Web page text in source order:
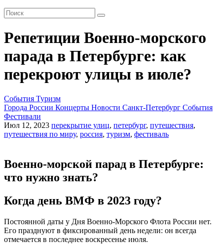
Репетиции Военно-морского
парада в Петербурге: как
перекроют улицы в июле?
События Туризм
Города России Концерты Новости Санкт-Петербург События
Фестивали
Июл 12, 2023 перекрытие улиц, петербург, путешествия,
путешествия по миру, россия, туризм, фестиваль
Военно-морской парад в Петербурге:
что нужно знать?
Когда день ВМФ в 2023 году?
Постоянной даты у Дня Военно-Морского Флота России нет.
Его празднуют в фиксированный день недели: он всегда
отмечается в последнее воскресенье июля.